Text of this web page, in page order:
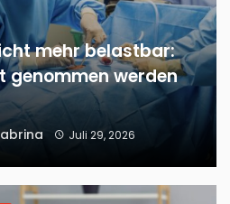
mehr belastbar:
genommen werden
Juli 29, 2026